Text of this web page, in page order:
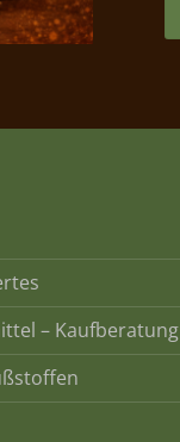
– Kaufberatung